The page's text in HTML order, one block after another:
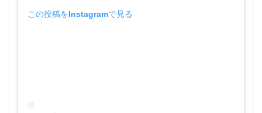
この投稿をInstagramで見る